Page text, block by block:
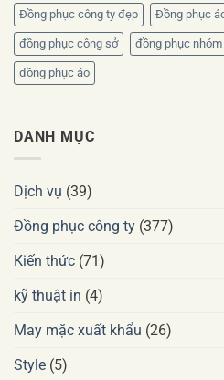
Đồng phục công ty đẹp Đồng phục
đồng phục công sở đồng phục
đồng phục áo
DANH MỤC
Dịch vụ (39)
Đồng phục công ty (377)
Kiến thức (71)
kỹ thuật in (4)
May mặc xuất khẩu (26)
Style (5)